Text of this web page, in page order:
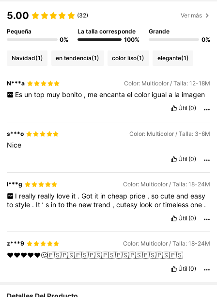
5.00 (32) Ver más
Pequeña
0%
La talla corresponde
100%
Grande
0%
Navidad(1) en tendencia(1) color liso(1) elegante(1)
N***a Color: Multicolor / Talla: 12-18M
Es un top muy bonito , me encanta el color igual a la imagen
Útil (0)
s***o Color: Multicolor / Talla: 3-6M
Nice
Útil (0)
l***g Color: Multicolor / Talla: 18-24M
I really really love it . Got it in cheap price , so cute and easy
tostyle . It’s intothe newtrend ,cutesy lookortimelessone .
Útil (0)
z***9 Color: Multicolor / Talla: 18-24M
♥️♥️♥️❤️❤️🤔🇵🇸🇵🇸🇵🇸🇵🇸🇵🇸🇵🇸🇵🇸🇵🇸🇵🇸🇵🇸
Útil (0)